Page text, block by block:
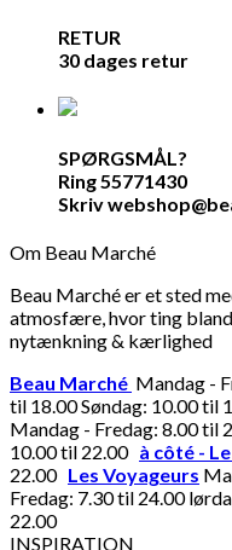
RETUR
30 dages retur
SPØRGSMÅL?
Ring 55771430
Skriv
Om Beau Marché
Beau Marché er et sted
atmosfære, hvor ting
nytænkning & kærlighed
Beau Marché Mandag -
til 18.00 Søndag: 10.00 til
Mandag - Fredag: 8.00 til
10.00 til 22.00 à côté -
22.00 Les Voyageurs
Fredag: 7.30 til 24.00
22.00
INSPIRATION